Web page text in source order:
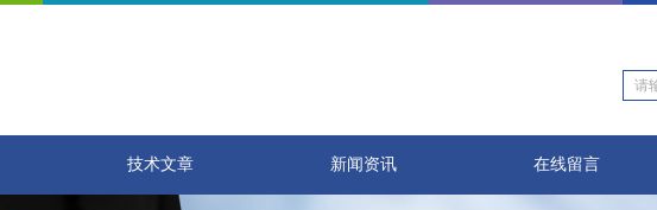
技术文章 新闻资讯 在线留言